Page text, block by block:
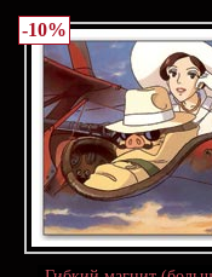
-10%